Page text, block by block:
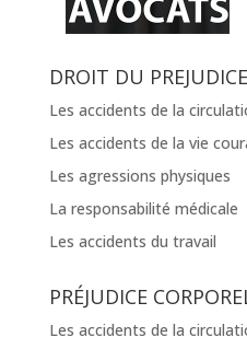
DROIT DU
Les accidents de la
Les accidents de la vie
Les agressions physiques
La responsabilité médicale
Les accidents du travail
PRÉJUDICE
Les accidents de la